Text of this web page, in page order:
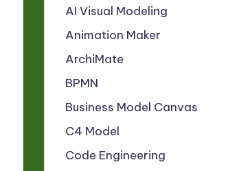
AI Visual Modeling
Animation Maker
ArchiMate
BPMN
Business Model Canvas
C4 Model
Code Engineering